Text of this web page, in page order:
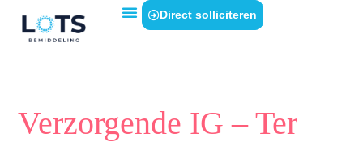
Direct solliciteren
Verzorgende IG – Ter